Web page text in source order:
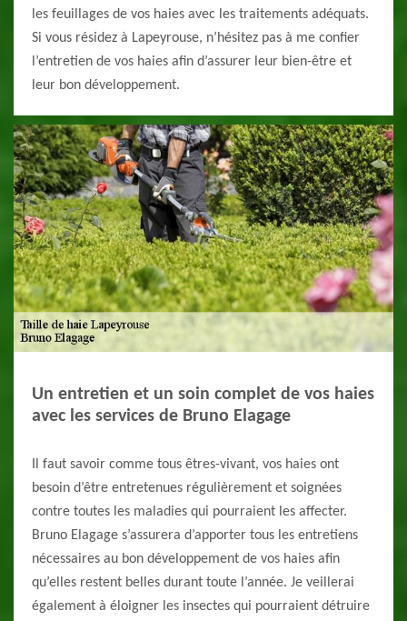
les feuillages de vos haies avec les traitements adéquats.
Si vous résidez à Lapeyrouse, n’hésitez pas à me confier
l’entretien de vos haies afin d’assurer leur bien-être et
leur bon développement.
Un entretien et un soin complet de vos haies
avec les services de Bruno Elagage
Il faut savoir comme tous êtres-vivant, vos haies ont
besoin d’être entretenues régulièrement et soignées
contre toutes les maladies qui pourraient les affecter.
Bruno Elagage s’assurera d’apporter tous les entretiens
nécessaires au bon développement de vos haies afin
qu’elles restent belles durant toute l’année. Je veillerai
également à éloigner les insectes qui pourraient détruire